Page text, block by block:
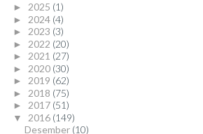
► 2025 (1)
► 2024 (4)
► 2023 (3)
► 2022 (20)
► 2021 (27)
► 2020 (30)
► 2019 (62)
► 2018 (75)
► 2017 (51)
▼ 2016 (149)
Desember (10)